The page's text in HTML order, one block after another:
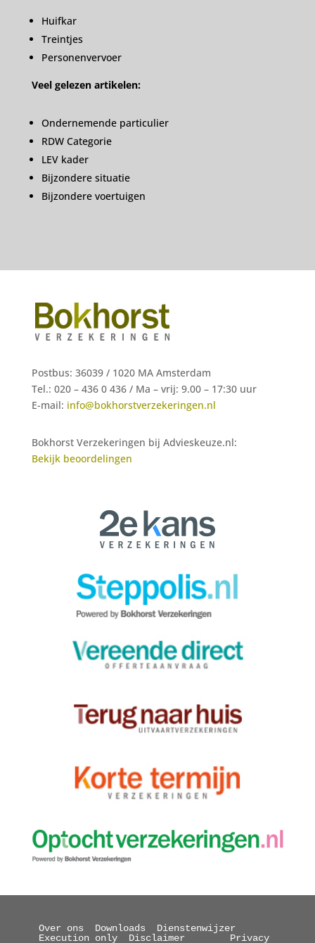
Huifkar
Treintjes
Personenvervoer
Veel gelezen artikelen:
Ondernemende particulier
RDW Categorie
LEV kader
Bijzondere situatie
Bijzondere voertuigen
Postbus: 36039 / 1020 MA Amsterdam
Tel.: 020 – 436 0 436 / Ma – vrij: 9.00 – 17:30 uur
E-mail: info@bokhorstverzekeringen.nl
Bokhorst Verzekeringen bij Advieskeuze.nl:
Bekijk beoordelingen
Over ons Downloads
Dienstenwijzer
Execution only
Disclaimer
Privacy